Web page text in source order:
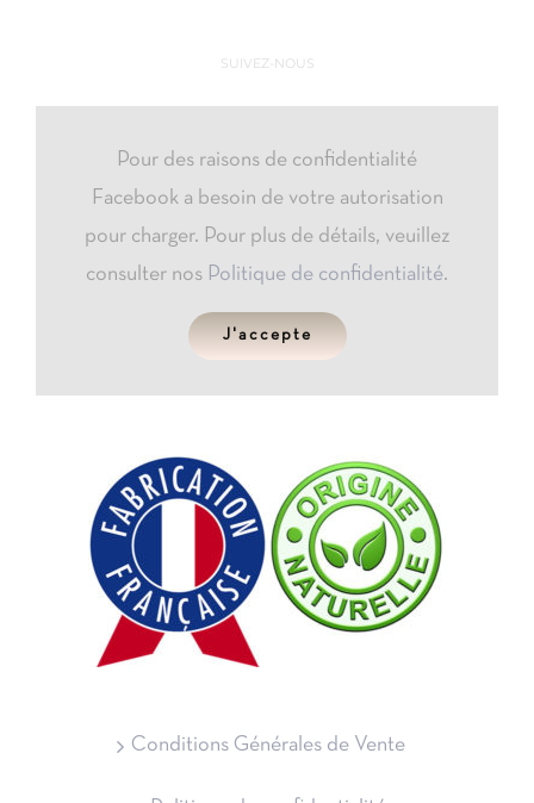
SUIVEZ-NOUS
Pour des raisons de confidentialité
Facebook a besoin de votre autorisation
pour charger. Pour plus de détails, veuillez
consulter nos Politique de confidentialité.
J'accepte
Conditions Générales de Vente